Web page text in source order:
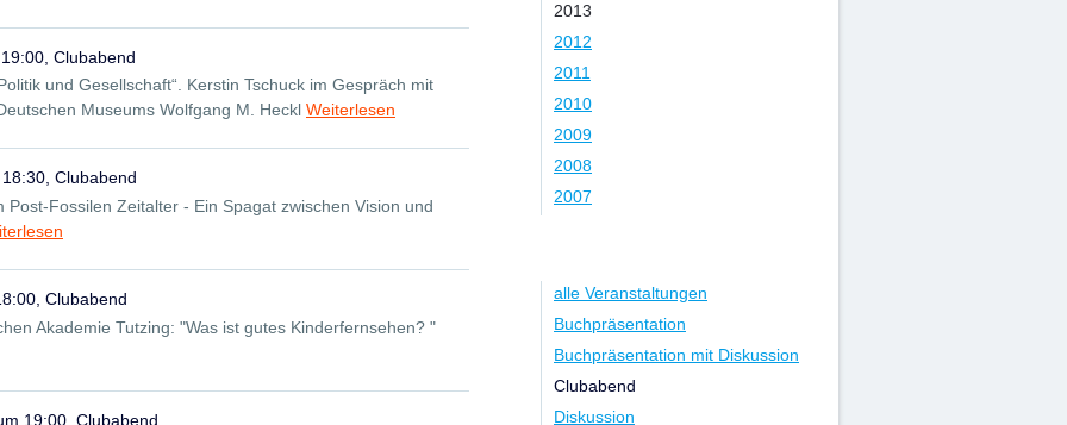
Clubabend
und Gesellschaft“. Kerstin Tschuck im Gespräch mit
Museums Wolfgang M. Heckl Weiterlesen
Clubabend
Post-Fossilen Zeitalter - Ein Spagat zwischen Vision und
Clubabend
Akademie Tutzing: "Was ist gutes Kinderfernsehen? "
19:00, Clubabend
2013
2012
2011
2010
2009
2008
2007
alle Veranstaltungen
Buchpräsentation
Buchpräsentation mit Diskussion
Clubabend
Diskussion